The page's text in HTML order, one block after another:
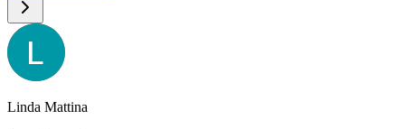
Linda Mattina